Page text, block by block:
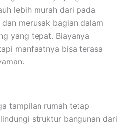
lebih murah dari pada
merusak bagian dalam
yang tepat. Biayanya
manfaatnya bisa terasa
tampilan rumah tetap
struktur bangunan dari